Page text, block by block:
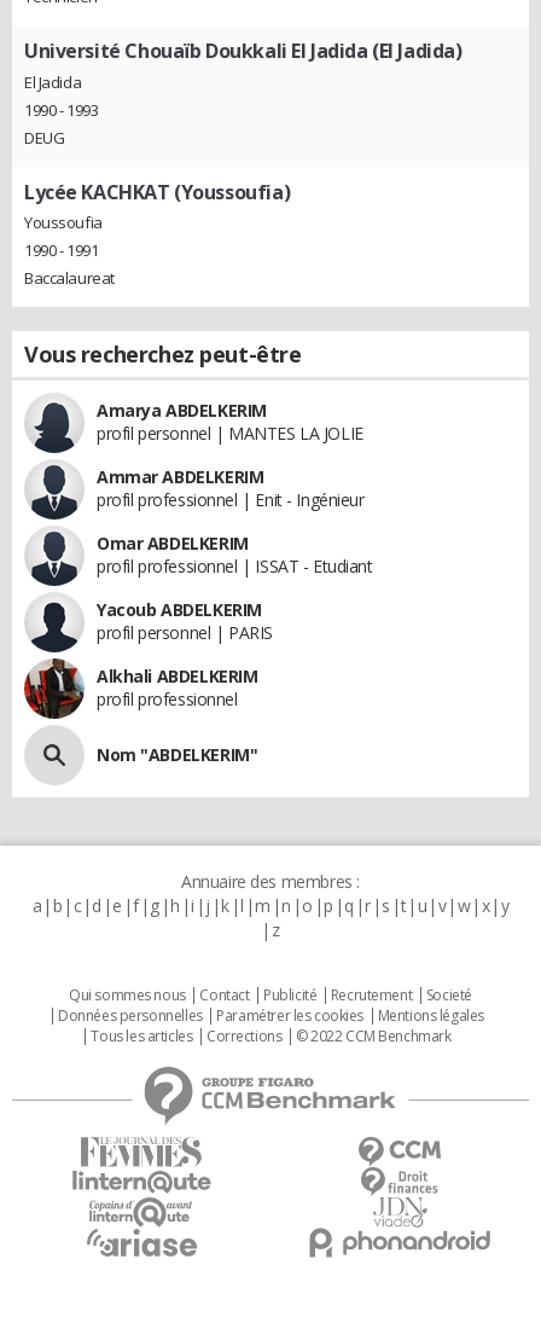
Université Chouaïb Doukkali El Jadida (El Jadida)
El Jadida
1990 - 1993
DEUG
Lycée KACHKAT (Youssoufia)
Youssoufia
1990 - 1991
Baccalaureat
Vous recherchez peut-être
Amarya ABDELKERIM
profil personnel | MANTES LA JOLIE
Ammar ABDELKERIM
profil professionnel | Enit - Ingénieur
Omar ABDELKERIM
profil professionnel | ISSAT - Etudiant
Yacoub ABDELKERIM
profil personnel | PARIS
Alkhali ABDELKERIM
profil professionnel
Nom "ABDELKERIM"
Annuaire des membres :
a b c d e f g h i j k l m n o p q r s t u v w x y
z
Qui sommes nous Contact Publicité Recrutement
Societé
Données personnelles
Paramétrer les cookies
Mentions légales
Tous les articles
Corrections © 2022 CCM Benchmark